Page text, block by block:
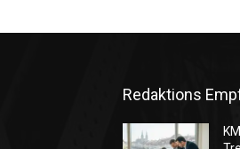
Redaktions